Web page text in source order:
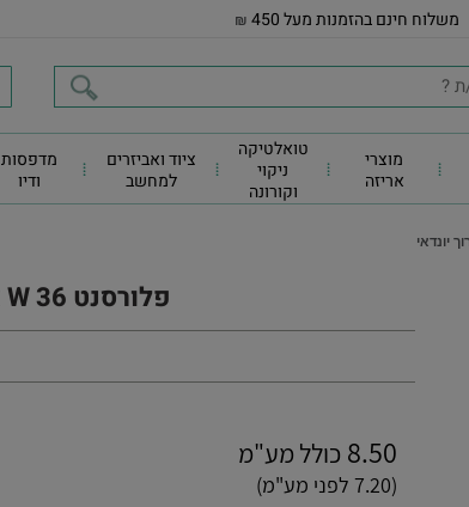
משלוח חינם בהזמנות מעל 450 ₪
מוצרי
אריזה
טואלטיקה
ניקוי
וקורונה
ציוד ואביזרים
למחשב
מדפסות
ודיו
פלורסנט W 36 ארוך יונדאי
8.50 כולל מע"מ
(7.20 לפני מע"מ)